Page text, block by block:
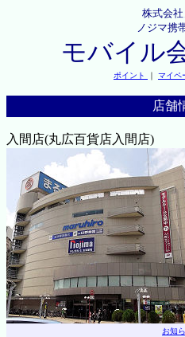
株式会
ノジマ携
モバイル
ポイント ｜ マイペ
店舗
入間店(丸広百貨店入間店)
お知